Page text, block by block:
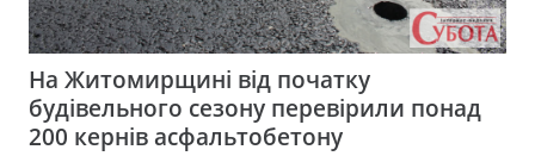
На Житомирщині від початку
будівельного сезону перевірили понад
200 кернів асфальтобетону